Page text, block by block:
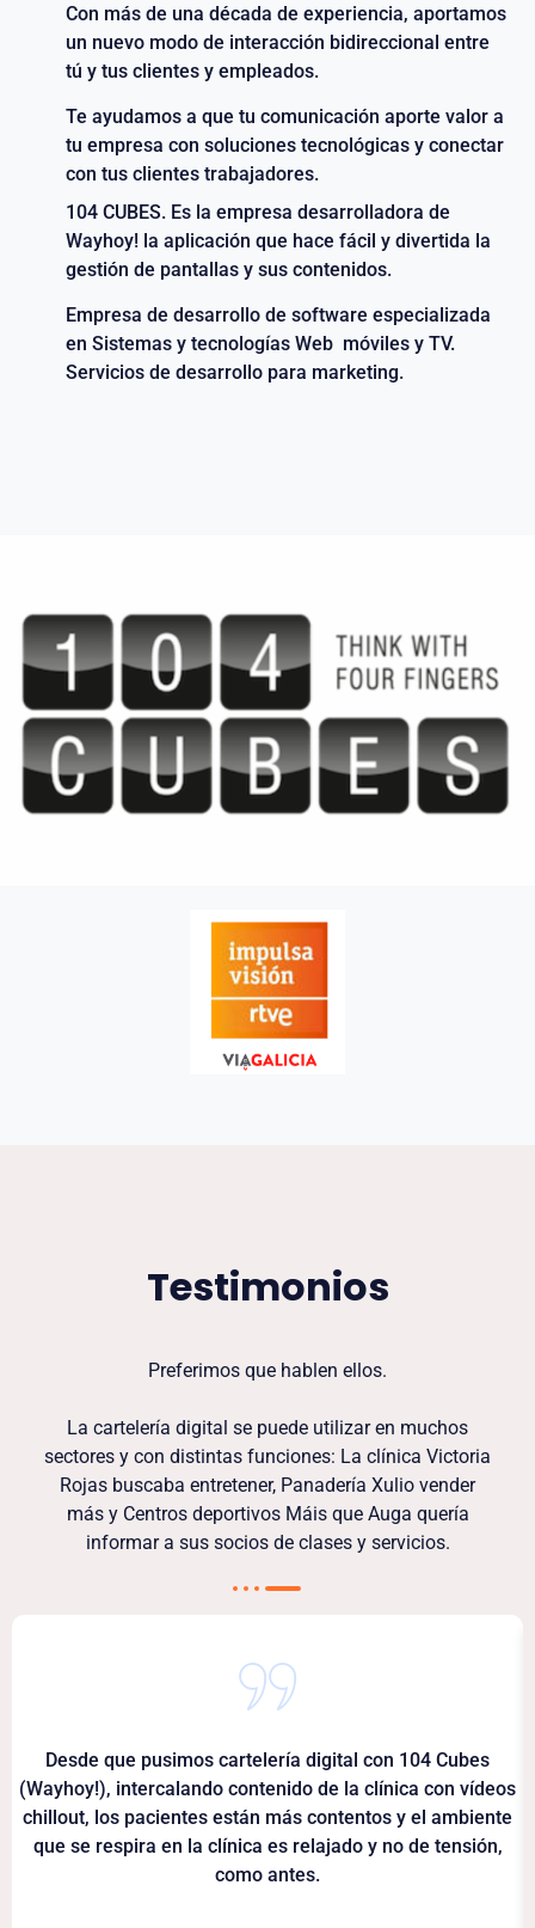
Con más de una década de experiencia, aportamos
un nuevo modo de interacción bidireccional entre
tú y tus clientes y empleados.
Te ayudamos a que tu comunicación aporte valor a
tu empresa con soluciones tecnológicas y conectar
con tus clientes trabajadores.
104 CUBES. Es la empresa desarrolladora de
Wayhoy! la aplicación que hace fácil y divertida la
gestión de pantallas y sus contenidos.
Empresa de desarrollo de software especializada
en Sistemas y tecnologías Web móviles y TV.
Servicios de desarrollo para marketing.
Testimonios
Preferimos que hablen ellos.
La cartelería digital se puede utilizar en muchos
sectores y con distintas funciones: La clínica Victoria
Rojas buscaba entretener, Panadería Xulio vender
más y Centros deportivos Máis que Auga quería
informar a sus socios de clases y servicios.
Desde que pusimos cartelería digital con 104 Cubes
(Wayhoy!), intercalando contenido de la clínica con vídeos
chillout, los pacientes están más contentos y el ambiente
que se respira en la clínica es relajado y no de tensión,
como antes.